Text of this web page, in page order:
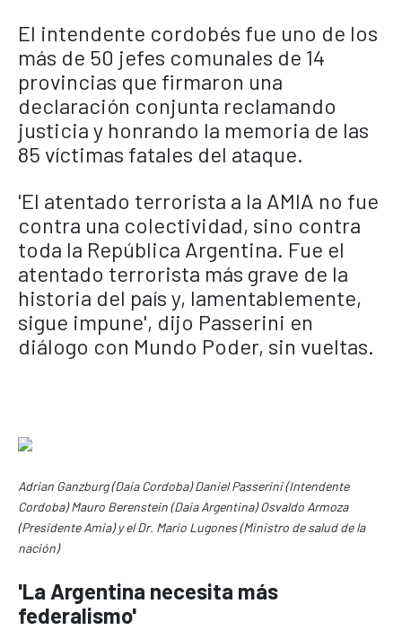
El intendente cordobés fue uno de los
más de 50 jefes comunales de 14
provincias que firmaron una
declaración conjunta reclamando
justicia y honrando la memoria de las
85 víctimas fatales del ataque.
'El atentado terrorista a la AMIA no fue
contra una colectividad, sino contra
toda la República Argentina. Fue el
atentado terrorista más grave de la
historia del país y, lamentablemente,
sigue impune', dijo Passerini en
diálogo con Mundo Poder, sin vueltas.
Adrian Ganzburg (Daia Cordoba) Daniel Passerini (Intendente
Cordoba) Mauro Berenstein (Daia Argentina) Osvaldo Armoza
(Presidente Amia) y el Dr. Mario Lugones (Ministro de salud de la
nación)
'La Argentina necesita más
federalismo'